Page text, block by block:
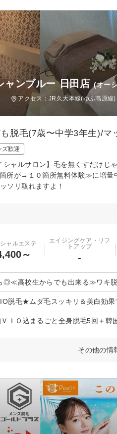
ャンブルー 日田店 (オー
アクセス：JR久大本線(ゆふ高原線
脱毛(7歳〜中学3年生)/
ズ歓迎
シャルサロン】毛を無くすだけ
所が→１０箇所無料体験≫に増量
ソリ取れますよ！
ャルエステ
～
エイジングケア・リフ
トアップ
-
◎≪高校生からでも出来る≫ワキ
脱毛★ムダ毛スッキリ＆美白効
ＩＯ込まるごと全身脱毛5回＋韓
その他の情